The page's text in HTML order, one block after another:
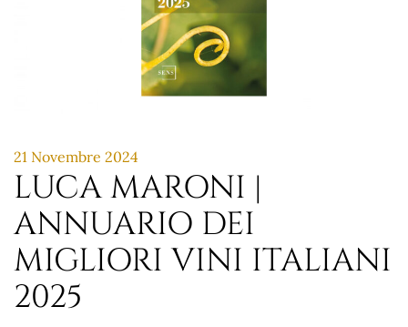
21 Novembre 2024
LUCA MARONI |
ANNUARIO DEI
MIGLIORI VINI ITALIANI
2025